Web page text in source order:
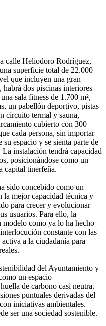
calle Heliodoro Rodríguez,
superficie total de 22.000
que incluyen una gran
dos piscinas interiores
sala fitness de 1.700 m²,
un pabellón deportivo, pistas
circuito termal y sauna,
cubierto con 300
cada persona, sin importar
espacio y se sienta parte de
instalación tendrá capacidad
posicionándose como un
capital tinerfeña.
sido concebido como un
la mejor capacidad técnica y
para crecer y evolucionar
usuarios. Para ello, la
modelo como ya lo ha hecho
constante con las
a la ciudadanía para
del Ayuntamiento y
un espacio
de carbono casi neutra.
puntuales derivadas del
iniciativas ambientales.
ser una sociedad sostenible.